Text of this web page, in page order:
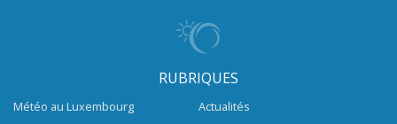
RUBRIQUES
Météo au Luxembourg
Actualités